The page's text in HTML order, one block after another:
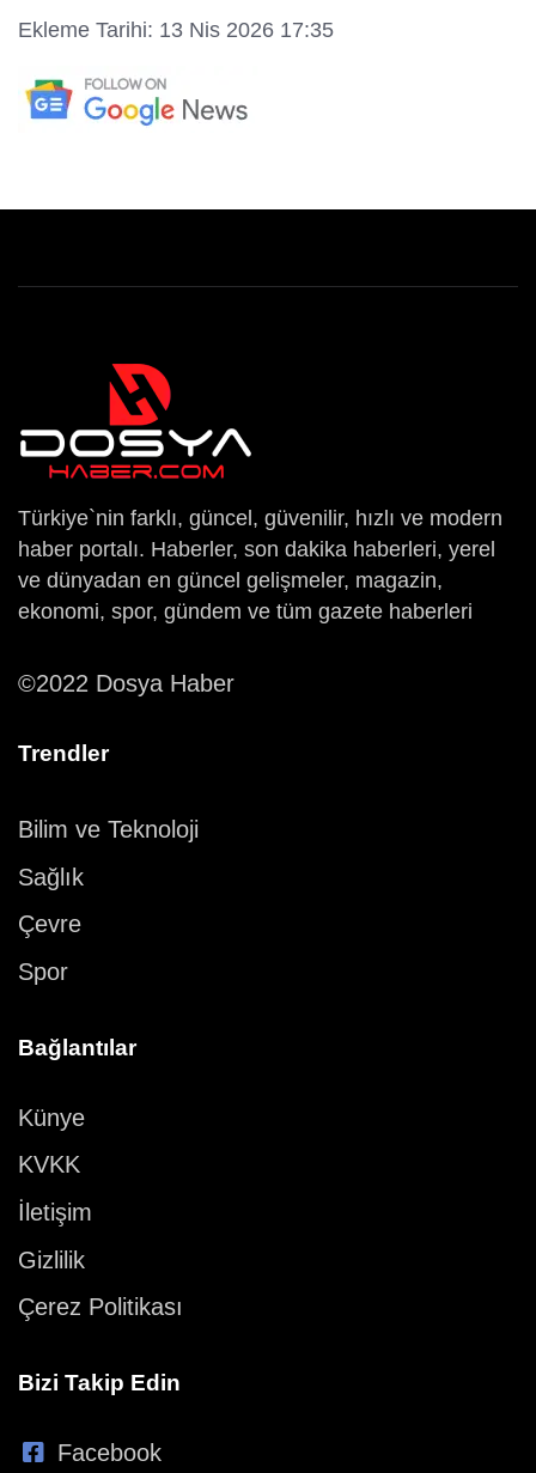
Ekleme Tarihi: 13 Nis 2026 17:35
Türkiye`nin farklı, güncel, güvenilir, hızlı ve modern
haber portalı. Haberler, son dakika haberleri, yerel
ve dünyadan en güncel gelişmeler, magazin,
ekonomi, spor, gündem ve tüm gazete haberleri
©2022 Dosya Haber
Trendler
Bilim ve Teknoloji
Sağlık
Çevre
Spor
Bağlantılar
Künye
KVKK
İletişim
Gizlilik
Çerez Politikası
Bizi Takip Edin
Facebook